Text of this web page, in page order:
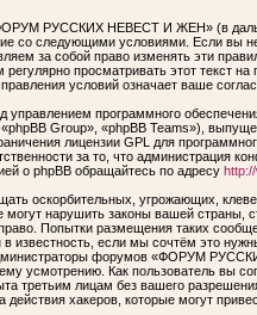
РУССКИХ НЕВЕСТ И ЖЕН» (в
со следующими условиями. Если
за собой право изменять эти
просматривать этот текст
условий означает ваше
программного
Group», «phpBB Teams»),
лицензии GPL для
за то, что администрация
о phpBB обращайтесь по адресу
оскорбительных, угрожающих,
могут нарушить законы вашей
Попытки размещения таких
в известность, если мы сочтём это
форумов «ФОРУМ
усмотрению. Как пользователь вы
третьим лицам без вашего
действия хакеров, которые могут